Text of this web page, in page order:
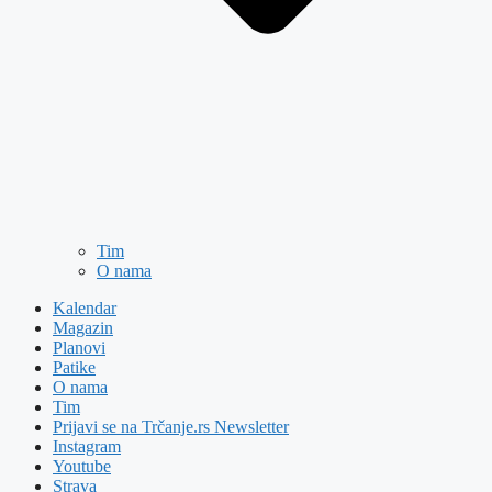
Tim
O nama
Kalendar
Magazin
Planovi
Patike
O nama
Tim
Prijavi se na Trčanje.rs Newsletter
Instagram
Youtube
Strava